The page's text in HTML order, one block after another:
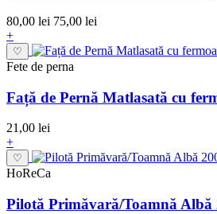
80,00 lei 75,00 lei
+
♡
Fete de perna
Față de Pernă Matlasată cu
21,00 lei
+
♡
HoReCa
Pilotă Primăvară/Toamnă Albă